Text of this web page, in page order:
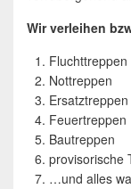
Wir verleihen
Fluchttreppen
Nottreppen
Ersatztreppen
Feuertreppen
Bautreppen
provisorische
…und alles